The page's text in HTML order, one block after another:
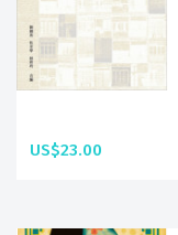
US$23.00